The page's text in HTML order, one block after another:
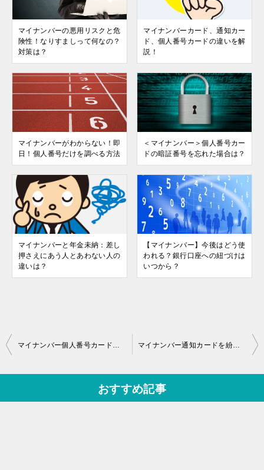
マイナンバーの悪用リスクと危
険性！なりすましって何なの？
対策は？
マイナンバーカード、通知カー
ド、個人番号カードの違いを解
説！
マイナンバーがわからない！即
日！個人番号だけを調べる方法
＜マイナンバー＞個人番号カー
ドの暗証番号を忘れた場合は？
マイナンバーと年金未納：差し
押さえにあう人とあわない人の
違いは？
【マイナンバー】今後はどう使
われる？銀行口座への紐づけは
いつから？
投
ビ
マイナンバー個人番号カード：引っ越しのときの住所変更手続きを確認 マイナンバー通知カードを紛失→役所で再発行してもらった体験談
おすすめ記事